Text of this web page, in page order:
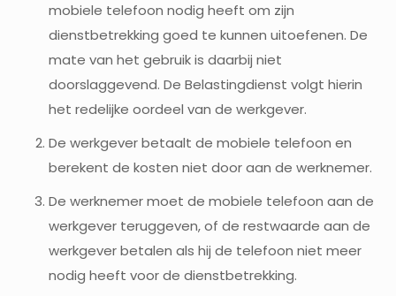
mobiele telefoon nodig heeft om zijn
dienstbetrekking goed te kunnen uitoefenen. De
mate van het gebruik is daarbij niet
doorslaggevend. De Belastingdienst volgt hierin
het redelijke oordeel van de werkgever.
De werkgever betaalt de mobiele telefoon en
berekent de kosten niet door aan de werknemer.
De werknemer moet de mobiele telefoon aan de
werkgever teruggeven, of de restwaarde aan de
werkgever betalen als hij de telefoon niet meer
nodig heeft voor de dienstbetrekking.